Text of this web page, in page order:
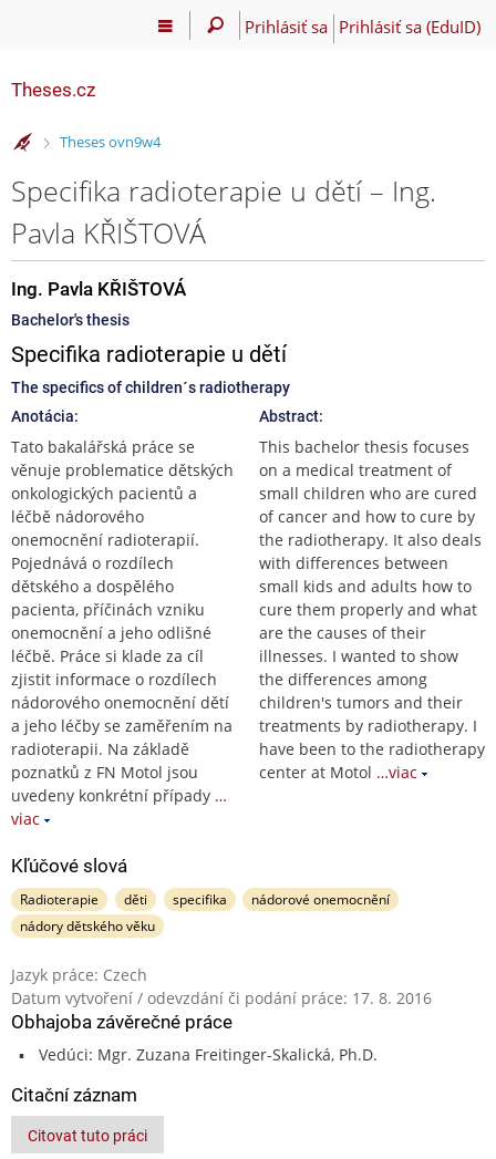
Prihlásiť sa Prihlásiť sa (EduID)
Theses.cz
>
Theses ovn9w4
Specifika radioterapie u dětí – Ing.
Pavla KŘIŠTOVÁ
Ing. Pavla KŘIŠTOVÁ
Bachelor's thesis
Specifika radioterapie u dětí
The specifics of children´s radiotherapy
Anotácia:
Tato bakalářská práce se
věnuje problematice dětských
onkologických pacientů a
léčbě nádorového
onemocnění radioterapií.
Pojednává o rozdílech
dětského a dospělého
pacienta, příčinách vzniku
onemocnění a jeho odlišné
léčbě. Práce si klade za cíl
zjistit informace o rozdílech
nádorového onemocnění dětí
a jeho léčby se zaměřením na
radioterapii. Na základě
poznatků z FN Motol jsou
uvedeny konkrétní případy …
viac
Abstract:
This bachelor thesis focuses
on a medical treatment of
small children who are cured
of cancer and how to cure by
the radiotherapy. It also deals
with differences between
small kids and adults how to
cure them properly and what
are the causes of their
illnesses. I wanted to show
the differences among
children's tumors and their
treatments by radiotherapy. I
have been to the radiotherapy
center at Motol …viac
Kľúčové slová
Radioterapie děti specifika
nádorové onemocnění
nádory dětského věku
Jazyk práce: Czech
Datum vytvoření / odevzdání či podání práce: 17. 8. 2016
Obhajoba závěrečné práce
Vedúci: Mgr. Zuzana Freitinger-Skalická, Ph.D.
Citační záznam
Citovat tuto práci